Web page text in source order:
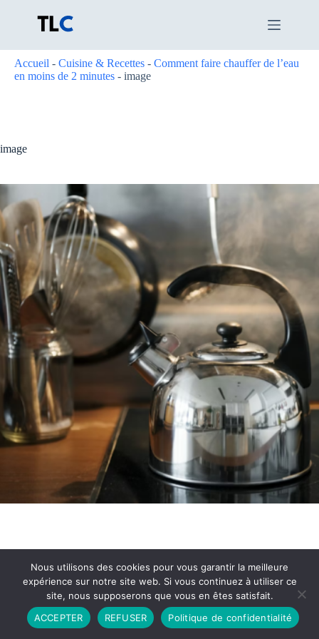
Accueil - Cuisine & Recettes - Comment faire chauffer de l’eau
en moins de 2 minutes - image
image
Partenariat Contact
Politique de Confidentialité
CGU
Copyright © 2026 - Propulsé par DIEUDUDIABLE
Nous utilisons des cookies pour vous garantir la meilleure
expérience sur notre site web. Si vous continuez à utiliser ce
site, nous supposerons que vous en êtes satisfait.
ACCEPTER
REFUSER Politique de confidentialité